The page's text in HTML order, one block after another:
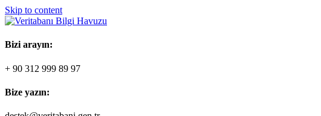
Skip to content
Bizi arayın:
+ 90 312 999 89 97
Bize yazın: